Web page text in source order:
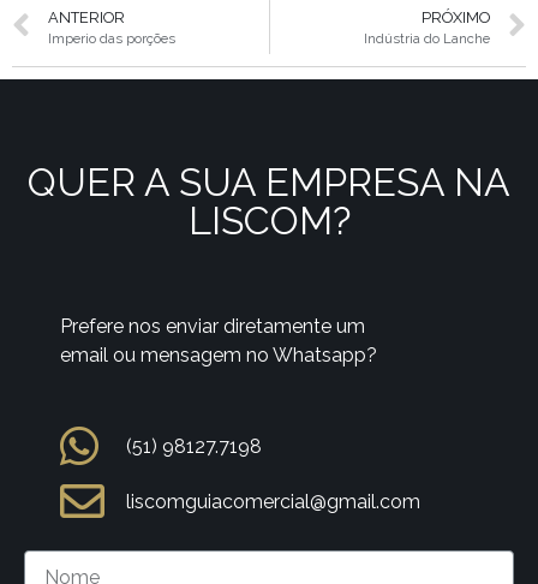
ANTERIOR
Imperio das porções
PRÓXIMO
Indústria do Lanche
QUER A SUA EMPRESA NA
LISCOM?
Prefere nos enviar diretamente um
email ou mensagem no Whatsapp?
(51) 98127.7198
liscomguiacomercial@gmail.com